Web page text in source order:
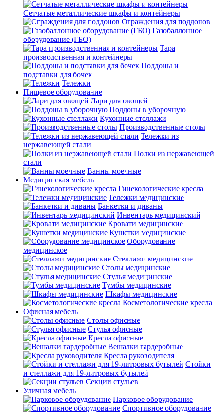
Сетчатые металлические шкафы и контейнеры
Ограждения для поддонов
Газобаллонное
оборудование (ГБО)
Тара
производственная и контейнеры
Поддоны и
подставки для бочек
Тележки
Пищевое оборудование
Лари для овощей
Поддоны в уборочную
Кухонные стеллажи
Производственные столы
Тележки из
нержавеющей стали
Полки из нержавеющей
стали
Ванны моечные
Медицинская мебель
Гинекологические кресла
Тележки медицинские
Банкетки и диваны
Инвентарь медицинский
Кровати медицинские
Кушетки медицинские
Оборудование
медицинское
Стеллажи медицинские
Столы медицинские
Стулья медицинские
Тумбы медицинские
Шкафы медицинские
Косметологические кресла
Офисная мебель
Столы офисные
Стулья офисные
Кресла офисные
Вешалки гардеробные
Кресла руководителя
Стойки
и стеллажи для 19-литровых бутылей
Секции стульев
Уличная мебель
Парковое оборудование
Спортивное оборудование